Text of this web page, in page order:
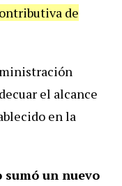
de
el alcance
en la
un nuevo